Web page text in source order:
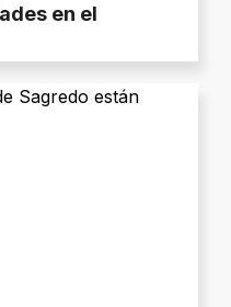
en el